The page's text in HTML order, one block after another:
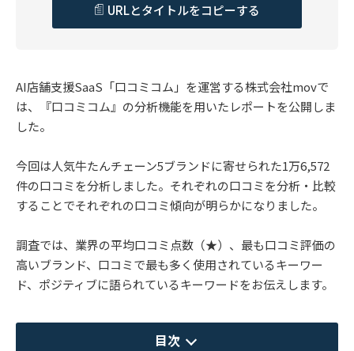
URLとタイトルをコピーする
AI店舗支援SaaS「口コミコム」を運営する株式会社movで
は、『口コミコム』の分析機能を用いたレポートを公開しま
した。
今回は人気牛たんチェーン5ブランドに寄せられた1万6,572
件の口コミを分析しました。それぞれの口コミを分析・比較
することでそれぞれの口コミ傾向が明らかになりました。
調査では、業界の平均口コミ点数（★）、最も口コミ評価の
高いブランド、口コミで最も多く使用されているキーワー
ド、ポジティブに語られているキーワードをお伝えします。
目次